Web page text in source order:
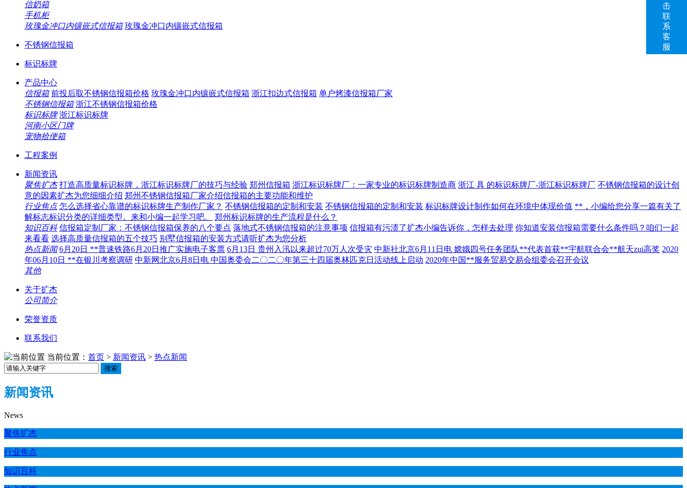
信奶箱
手机柜
玫瑰金冲口内镶嵌式信报箱 玫瑰金冲口内镶嵌式信报箱
不锈钢信报箱
标识标牌
产品中心
信报箱 前投后取不锈钢信报箱价格 玫瑰金冲口内镶嵌式信报箱 浙江扣边式信报箱 单户烤漆信报箱厂家
不锈钢信报箱 浙江不锈钢信报箱价格
标识标牌 浙江标识标牌
河南小区门牌
宠物拾便箱
工程案例
新闻资讯
聚焦扩杰 打造高质量标识标牌，浙江标识标牌厂的技巧与经验 郑州信报箱 浙江标识标牌厂：一家专业的标识标牌制造商 浙江 具 的标识标牌厂-浙江标识标牌厂 不锈钢信报箱的设计创
意的因素扩杰为您细细介绍 郑州不锈钢信报箱厂家介绍信报箱的主要功能和维护
行业焦点 怎么选择省心靠谱的标识标牌生产制作厂家？ 不锈钢信报箱的定制和安装 不锈钢信报箱的定制和安装 标识标牌设计制作如何在环境中体现价值 **，小编给您分享一篇有关了
解标志标识分类的详细类型。来和小编一起学习吧。
郑州标识标牌的生产流程是什么？
知识百科 信报箱定制厂家：不锈钢信报箱保养的八个要点 落地式不锈钢信报箱的注意事项 信报箱有污渍了扩杰小编告诉你，怎样去处理 你知道安装信报箱需要什么条件吗？咱们一起
来看看 选择高质量信报箱的五个技巧 别墅信报箱的安装方式请听扩杰为您分析
热点新闻 6月20日 **普速铁路6月20日推广实施电子客票 6月13日 贵州入汛以来超过70万人次受灾 中新社北京6月11日电 嫦娥四号任务团队**代表首获**宇航联合会**航天zui高奖 2020
年06月10日 **在银川考察调研 中新网北京6月8日电 中国奥委会二〇二〇年第三十四届奥林匹克日活动线上启动 2020年中国**服务贸易交易会组委会召开会议
其他
关于扩杰
公司简介
荣誉资质
联系我们
当前位置： 首页 > 新闻资讯 > 热点新闻
搜索
新闻资讯
News
聚焦扩杰
行业焦点
知识百科
击
联
系
客
服